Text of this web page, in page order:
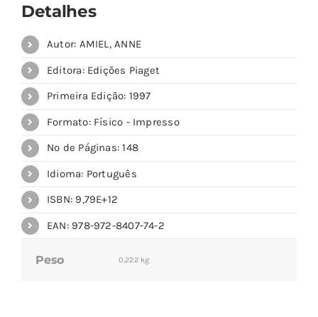
Detalhes
Autor: AMIEL, ANNE
Editora: Edições Piaget
Primeira Edição: 1997
Formato: Físico - Impresso
Nº de Páginas: 148
Idioma: Português
ISBN: 9,79E+12
EAN: 978-972-8407-74-2
Peso 0,222 kg